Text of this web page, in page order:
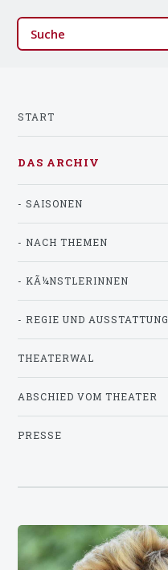
START
DAS ARCHIV
- SAISONEN
- NACH THEMEN
- KÃ¼NSTLERINNEN
- REGIE UND AUSSTATTUNG
THEATERWAL
ABSCHIED VOM THEATER
PRESSE